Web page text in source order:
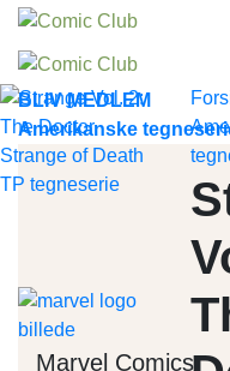
Skip
content
BLIV MEDLEM
Amerikanske
Marvel Comics